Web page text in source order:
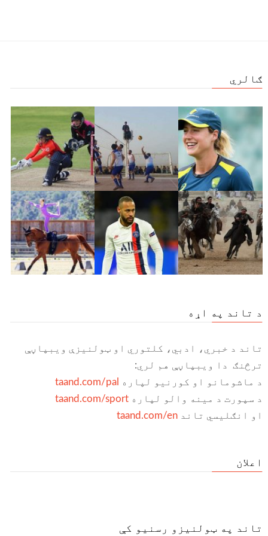
ګالري
د تاند په اړه
تاند د خبري، ادبي، کلتوري او ټولنیزې ویبپاڼې
ترڅنګ دا ویبپاڼې هم لري:
د ماشومانو او کورنیو لپاره
taand.com/pal
د سپورت د مینه والو لپارهtaand.com/sport
او انګلیسي تاندtaand.com/en
اعلان
تاند په ټولنیزو رسنیو کې